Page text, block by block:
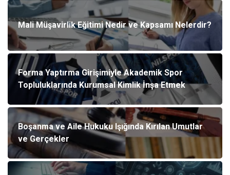
Mali Müşavirlik Eğitimi Nedir ve Kapsamı Nelerdir?
Forma Yaptırma Girişimiyle Akademik Spor
Topluluklarında Kurumsal Kimlik İnşa Etmek
Boşanma ve Aile Hukuku Işığında Kırılan Umutlar
ve Gerçekler